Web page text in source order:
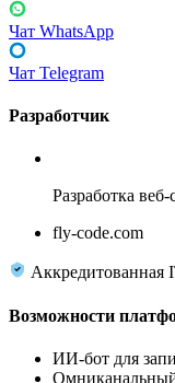
Чат WhatsApp
Чат Telegram
Разработчик
Разработка
fly-code.com
Возможности
ИИ-бот для